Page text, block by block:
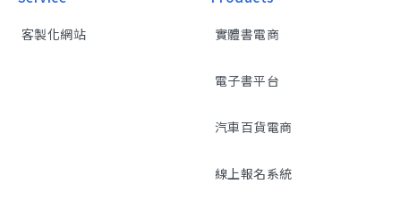
客製化網站 實體書電商
電子書平台
汽車百貨電商
線上報名系統